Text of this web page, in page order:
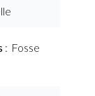
Fosse